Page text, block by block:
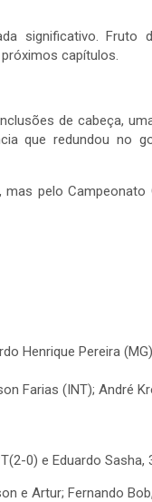
significativo. Fruto
capítulos.
de cabeça,
que redundou no
pelo
Henrique Pereira (MG)
Farias (INT); André
0) e Eduardo Sasha,
e Artur; Fernando